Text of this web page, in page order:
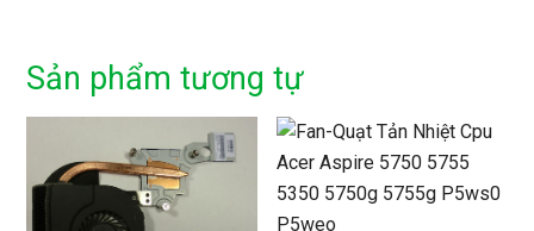
Sản phẩm tương tự